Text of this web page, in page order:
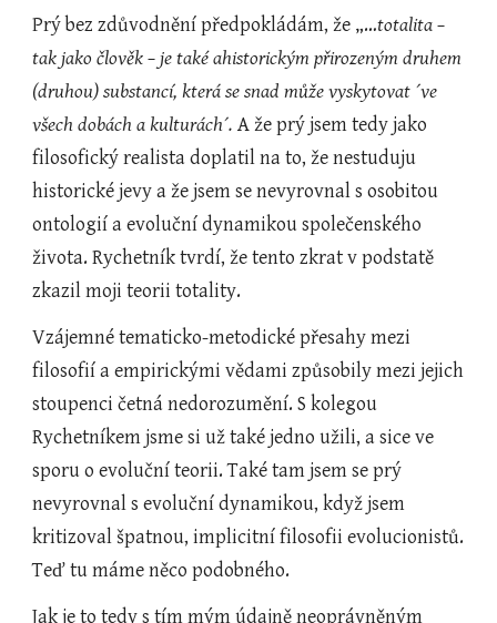
Prý bez zdůvodnění předpokládám, že „…totalita –
tak jako člověk – je také ahistorickým přirozeným druhem
(druhou) substancí, která se snad může vyskytovat ´ve
všech dobách a kulturách´. A že prý jsem tedy jako
filosofický realista doplatil na to, že nestuduju
historické jevy a že jsem se nevyrovnal s osobitou
ontologií a evoluční dynamikou společenského
života. Rychetník tvrdí, že tento zkrat v podstatě
zkazil moji teorii totality.
Vzájemné tematicko-metodické přesahy mezi
filosofií a empirickými vědami způsobily mezi jejich
stoupenci četná nedorozumění. S kolegou
Rychetníkem jsme si už také jedno užili, a sice ve
sporu o evoluční teorii. Také tam jsem se prý
nevyrovnal s evoluční dynamikou, když jsem
kritizoval špatnou, implicitní filosofii evolucionistů.
Teď tu máme něco podobného.
Jak je to tedy s tím mým údajně neoprávněným